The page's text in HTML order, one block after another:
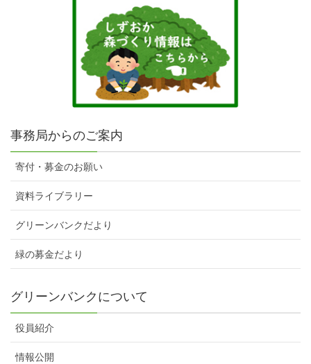
事務局からのご案内
寄付・募金のお願い
資料ライブラリー
グリーンバンクだより
緑の募金だより
グリーンバンクについて
役員紹介
情報公開